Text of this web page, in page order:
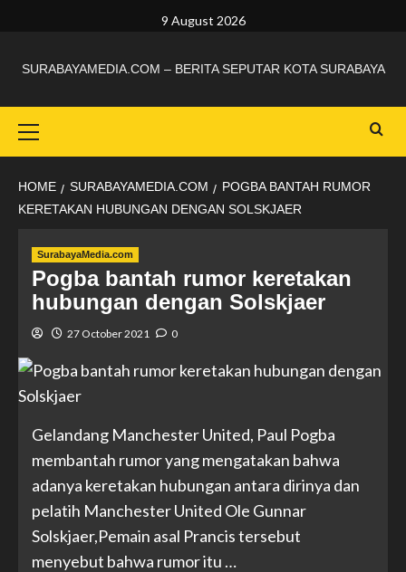
9 August 2026
SURABAYAMEDIA.COM – BERITA SEPUTAR KOTA SURABAYA
HOME SURABAYAMEDIA.COM
POGBA BANTAH RUMOR
KERETAKAN HUBUNGAN DENGAN SOLSKJAER
SurabayaMedia.com
Pogba bantah rumor keretakan
hubungan dengan Solskjaer
27 October 2021 0
Gelandang Manchester United, Paul Pogba
membantah rumor yang mengatakan bahwa
adanya keretakan hubungan antara dirinya dan
pelatih Manchester United Ole Gunnar
Solskjaer,Pemain asal Prancis tersebut
menyebut bahwa rumor itu …